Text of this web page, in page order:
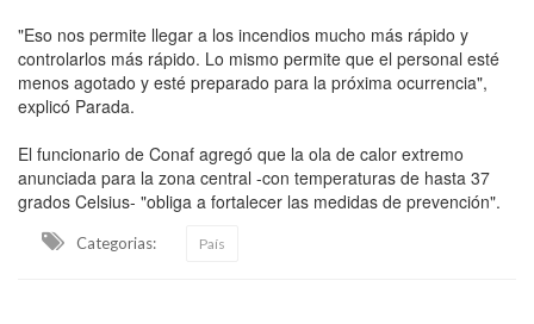
"Eso nos permite llegar a los incendios mucho más rápido y
controlarlos más rápido. Lo mismo permite que el personal esté
menos agotado y esté preparado para la próxima ocurrencia",
explicó Parada.
El funcionario de Conaf agregó que la ola de calor extremo
anunciada para la zona central -con temperaturas de hasta 37
grados Celsius- "obliga a fortalecer las medidas de prevención".
Categorias: País